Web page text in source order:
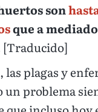
son
que a
[Traducido]
las plagas y
un problema